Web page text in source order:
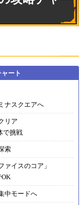
ナスクエアへ
リア
で挑戦
索
ァイスのコア」
中モードへ